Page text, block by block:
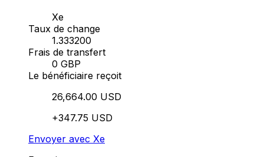
Xe
Taux de change
1.333200
Frais de transfert
0 GBP
Le bénéficiaire reçoit
26,664.00 USD
+347.75 USD
Envoyer avec Xe